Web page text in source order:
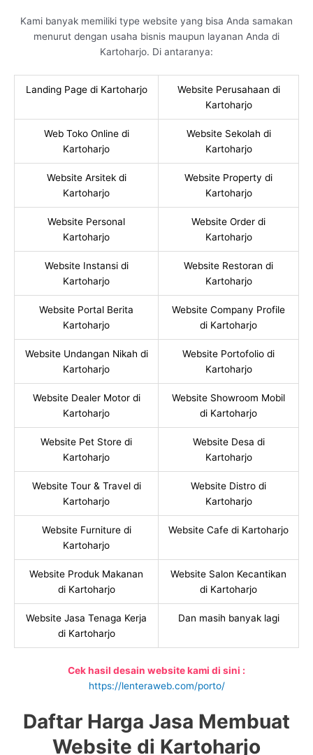
Kami banyak memiliki type website yang bisa Anda samakan
menurut dengan usaha bisnis maupun layanan Anda di
Kartoharjo. Di antaranya:
Landing Page di Kartoharjo
Website Perusahaan di
Kartoharjo
Web Toko Online di
Kartoharjo
Website Sekolah di
Kartoharjo
Website Arsitek di
Kartoharjo
Website Property di
Kartoharjo
Website Personal
Kartoharjo
Website Order di
Kartoharjo
Website Instansi di
Kartoharjo
Website Restoran di
Kartoharjo
Website Portal Berita
Kartoharjo
Website Company Profile
di Kartoharjo
Website Undangan Nikah di
Kartoharjo
Website Portofolio di
Kartoharjo
Website Dealer Motor di
Kartoharjo
Website Showroom Mobil
di Kartoharjo
Website Pet Store di
Kartoharjo
Website Desa di
Kartoharjo
Website Tour & Travel di
Kartoharjo
Website Distro di
Kartoharjo
Website Furniture di
Kartoharjo
Website Cafe di Kartoharjo
Website Produk Makanan
di Kartoharjo
Website Salon Kecantikan
di Kartoharjo
Website Jasa Tenaga Kerja
di Kartoharjo
Dan masih banyak lagi
Cek hasil desain website kami di sini :
https://lenteraweb.com/porto/
Daftar Harga Jasa Membuat
Website di Kartoharjo